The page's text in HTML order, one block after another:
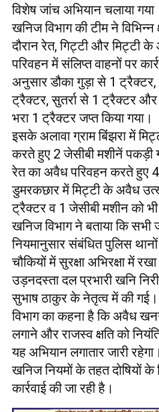
विशेष जांच अभियान चलाया
खनिज विभाग की टीम ने
दौरान रेत, गिट्टी और मिट्टी
परिवहन में संलिप्त वाहनों पर
अनुसार डौका गुड़ा से 1
ट्रैक्टर, सुतर्रा से 1 ट्रैक्टर
भरा 1 ट्रैक्टर जप्त किया गया।
इसके अलावा ग्राम बिंझरा में
करते हुए 2 जेसीबी मशीनें पकड़ी
रेत का अवैध परिवहन करते हुए
डुमरकछार में मिट्टी के अवैध
ट्रैक्टर व 1 जेसीबी मशीन को
खनिज विभाग ने बताया कि सभी
नियमानुसार संबंधित पुलिस
चौकियों में सुरक्षा अभिरक्षा में
उड़नदस्ता दल प्रभारी खनि
सुभाष ठाकुर के नेतृत्व में की गई।
विभाग का कहना है कि अवैध
लगाने और राजस्व क्षति को
यह अभियान लगातार जारी
खनिज नियमों के तहत दोषियों
कार्रवाई की जा रही है।